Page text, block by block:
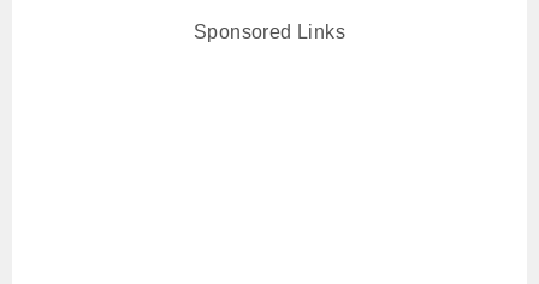
Sponsored Links